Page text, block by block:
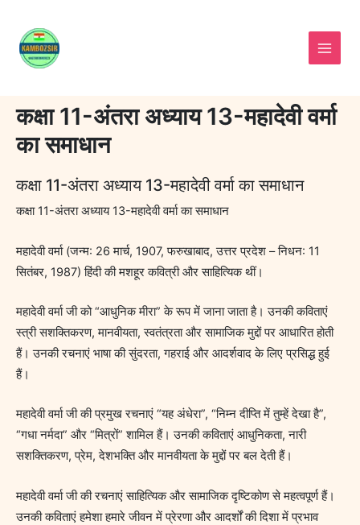
content
कक्षा 11-अंतरा अध्याय 13-महादेवी वर्मा
का समाधान
कक्षा 11-अंतरा अध्याय 13-महादेवी वर्मा का समाधान
कक्षा 11-अंतरा अध्याय 13-महादेवी वर्मा का समाधान
महादेवी वर्मा (जन्म: 26 मार्च, 1907, फरुखाबाद, उत्तर प्रदेश – निधन: 11
सितंबर, 1987) हिंदी की मशहूर कवित्री और साहित्यिक थीं।
महादेवी वर्मा जी को “आधुनिक मीरा” के रूप में जाना जाता है। उनकी कविताएं
स्त्री सशक्तिकरण, मानवीयता, स्वतंत्रता और सामाजिक मुद्दों पर आधारित होती
हैं। उनकी रचनाएं भाषा की सुंदरता, गहराई और आदर्शवाद के लिए प्रसिद्ध हुई
हैं।
महादेवी वर्मा जी की प्रमुख रचनाएं “यह अंधेरा”, “निम्न दीप्ति में तुम्हें देखा है”,
“गधा नर्मदा” और “मित्रों” शामिल हैं। उनकी कविताएं आधुनिकता, नारी
सशक्तिकरण, प्रेम, देशभक्ति और मानवीयता के मुद्दों पर बल देती हैं।
महादेवी वर्मा जी की रचनाएं साहित्यिक और सामाजिक दृष्टिकोण से महत्वपूर्ण हैं।
उनकी कविताएं हमेशा हमारे जीवन में प्रेरणा और आदर्शों की दिशा में प्रभाव